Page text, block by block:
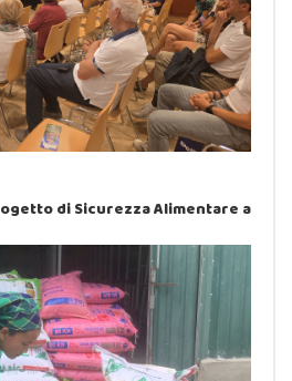
di Sicurezza Alimentare a